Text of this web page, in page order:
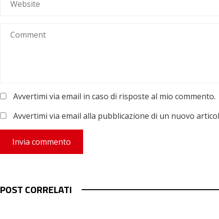
Avvertimi via email in caso di risposte al mio commento.
Avvertimi via email alla pubblicazione di un nuovo
POST CORRELATI